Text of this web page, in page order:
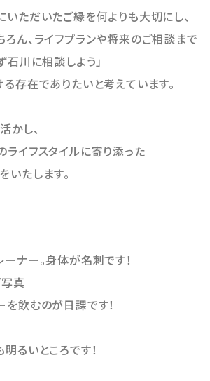
いただいたご縁を何よりも大切にし、
ん、ライフプランや将来のご相談まで
石川に相談しよう」
存在でありたいと考えています。
かし、
ライフスタイルに寄り添った
たします。
ナー。身体が名刺です！
真
飲むのが日課です！
るいところです！